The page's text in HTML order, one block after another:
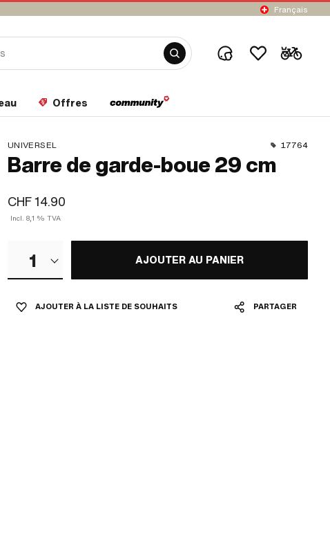
Français
Offres
UNIVERSEL 17764
Barre de garde-boue 29 cm
CHF 14.90
Incl. 8,1 % TVA
1 AJOUTER AU PANIER
AJOUTER À LA LISTE DE SOUHAITS PARTAGER